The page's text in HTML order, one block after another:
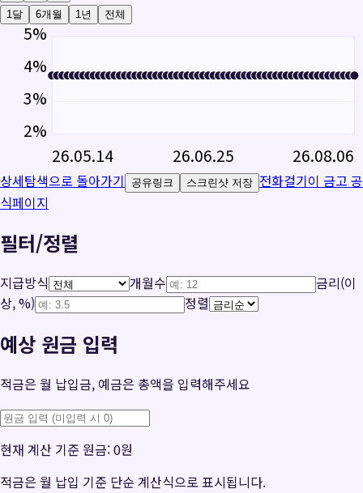
1달
6개월 1년 전체
5%
4%
3%
2%
26.05.14 26.06.25 26.08.06
상세탐색으로 돌아가기 공유링크 스크린샷 저장 전화걸기이 금고 공
식페이지
필터/정렬
지급방식 개월수
금리(이
상, %)
정렬
예상 원금 입력
적금은 월 납입금, 예금은 총액을 입력해주세요
현재 계산 기준 원금:0원
적금은 월 납입 기준 단순 계산식으로 표시됩니다.